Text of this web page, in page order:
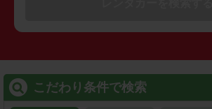
こだわり条件で検索